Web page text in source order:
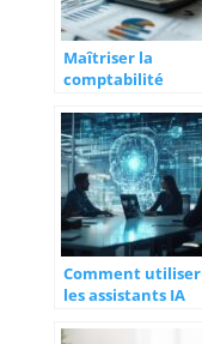
Maîtriser la
comptabilité
calculer
précisément
votre seuil de
rentabilité
Comment utiliser
les assistants IA
votre stratégie